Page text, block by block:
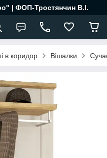
| ФОП-Тростянчин В.І.
в коридор Вішалки